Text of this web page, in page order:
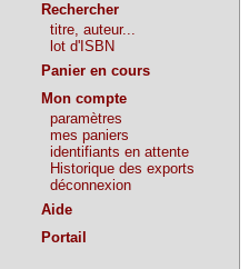
Rechercher
titre, auteur...
lot d'ISBN
Panier en cours
Mon compte
paramètres
mes paniers
identifiants en attente
Historique des exports
déconnexion
Aide
Portail